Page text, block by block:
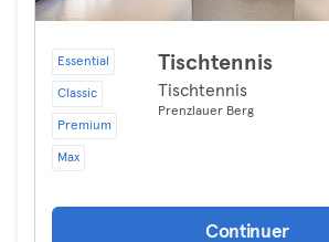
Essential
Classic
Premium
Max
Tischtennis
Tischtennis
Prenzlauer Berg
Continuer